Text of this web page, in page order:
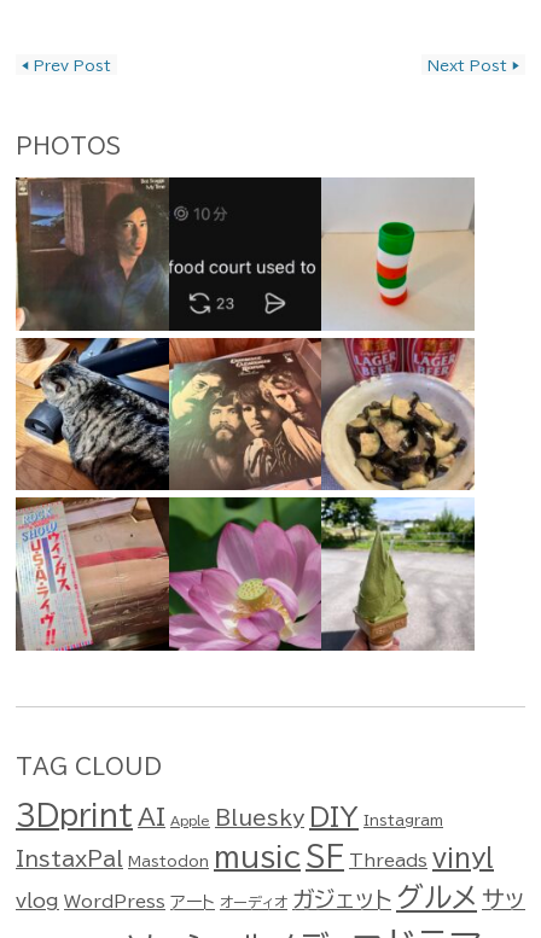
◀ Prev Post Next Post ▶
PHOTOS
TAG CLOUD
3Dprint AI Apple Bluesky DIY Instagram
InstaxPal Mastodon music SF Threads vinyl
vlog WordPress アート オーディオ ガジェット グルメ サッ